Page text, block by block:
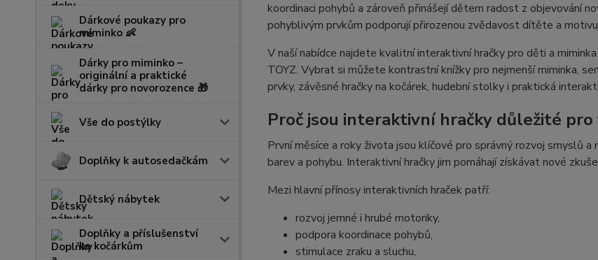
Dárkové poukazy pro
miminko 👶
Dárky pro miminko –
originální a praktické
dárky pro novorozence 🎁
Vše do postýlky
Doplňky k autosedačkám
Dětský nábytek
Doplňky a příslušenství
ke kočárkům
koordinaci pohybů a zároveň přinášejí dětem radost z objevování
pohyblivým prvkům podporují přirozenou zvědavost dítěte a
V naší nabídce najdete kvalitní interaktivní hračky pro děti a
TOYZ. Vybrat si můžete kontrastní knížky pro nejmenší miminka,
prvky, závěsné hračky na kočárek, hudební stolky i praktická
Proč jsou interaktivní hračky důležité
První měsíce a roky života jsou klíčové pro správný rozvoj smyslů
barev a pohybu. Interaktivní hračky jim pomáhají získávat nové
Mezi hlavní přínosy interaktivních hraček patří:
rozvoj jemné i hrubé motoriky,
podpora koordinace pohybů,
stimulace zraku a sluchu,